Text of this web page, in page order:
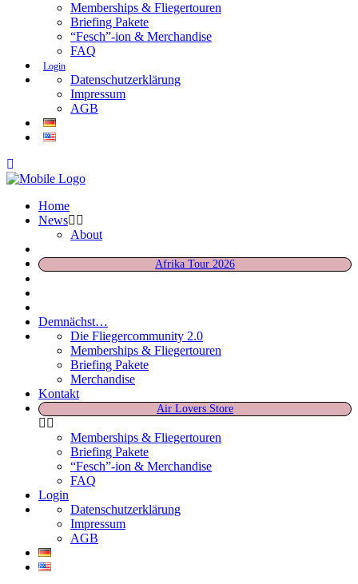
Memberships & Fliegertouren
Briefing Pakete
“Fesch”-ion & Merchandise
FAQ
Login
Datenschutzerklärung
Impressum
AGB
Home
News
About
Afrika Tour 2026
Demnächst…
Die Fliegercommunity 2.0
Memberships & Fliegertouren
Briefing Pakete
Merchandise
Kontakt
Air Lovers Store
Memberships & Fliegertouren
Briefing Pakete
“Fesch”-ion & Merchandise
FAQ
Login
Datenschutzerklärung
Impressum
AGB